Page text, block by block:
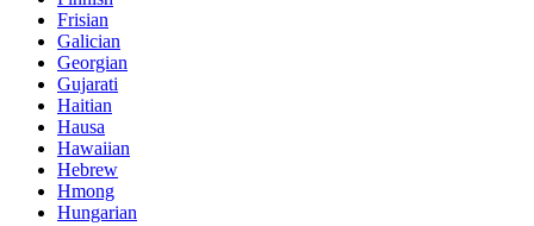
Frisian
Galician
Georgian
Gujarati
Haitian
Hausa
Hawaiian
Hebrew
Hmong
Hungarian